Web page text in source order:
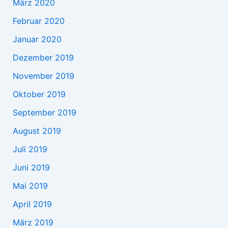
März 2020
Februar 2020
Januar 2020
Dezember 2019
November 2019
Oktober 2019
September 2019
August 2019
Juli 2019
Juni 2019
Mai 2019
April 2019
März 2019